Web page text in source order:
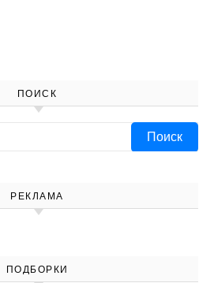
ПОИСК
РЕКЛАМА
ПОДБОРКИ